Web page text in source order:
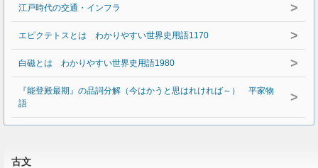
江戸時代の交通・インフラ >
エピクテトスとは わかりやすい世界史用語1170 >
白磁とは わかりやすい世界史用語1980 >
『能登殿最期』の品詞分解（今はかうと思はれければ～） 平家物
語
>
古文